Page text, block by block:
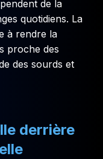
de la
quotidiens. La
à rendre la
proche des
des sourds et
derrière